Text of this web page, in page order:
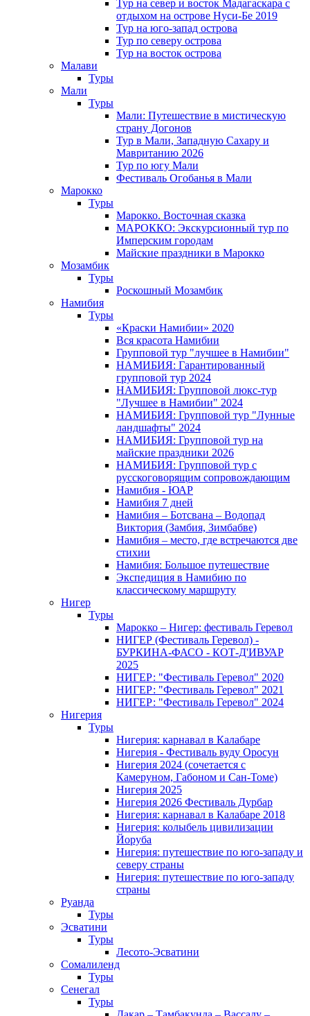
Тур на север и восток Мадагаскара с
отдыхом на острове Нуси-Бе 2019
Тур на юго-запад острова
Тур по северу острова
Тур на восток острова
Малави
Туры
Мали
Туры
Мали: Путешествие в мистическую
страну Догонов
Тур в Мали, Западную Сахару и
Мавританию 2026
Тур по югу Мали
Фестиваль Огобанья в Мали
Марокко
Туры
Марокко. Восточная сказка
МАРОККО: Экскурсионный тур по
Имперским городам
Майские праздники в Марокко
Мозамбик
Туры
Роскошный Мозамбик
Намибия
Туры
«Краски Намибии» 2020
Вся красота Намибии
Групповой тур "лучшее в Намибии"
НАМИБИЯ: Гарантированный
групповой тур 2024
НАМИБИЯ: Групповой люкс-тур
"Лучшее в Намибии" 2024
НАМИБИЯ: Групповой тур "Лунные
ландшафты" 2024
НАМИБИЯ: Групповой тур на
майские праздники 2026
НАМИБИЯ: Групповой тур с
русскоговорящим сопровождающим
Намибия - ЮАР
Намибия 7 дней
Намибия – Ботсвана – Водопад
Виктория (Замбия, Зимбабве)
Намибия – место, где встречаются две
стихии
Намибия: Большое путешествие
Экспедиция в Намибию по
классическому маршруту
Нигер
Туры
Марокко – Нигер: фестиваль Геревол
НИГЕР (Фестиваль Геревол) -
БУРКИНА-ФАСО - КОТ-Д'ИВУАР
2025
НИГЕР: "Фестиваль Геревол" 2020
НИГЕР: "Фестиваль Геревол" 2021
НИГЕР: "Фестиваль Геревол" 2024
Нигерия
Туры
Нигерия: карнавал в Калабаре
Нигерия - Фестиваль вуду Оросун
Нигерия 2024 (сочетается с
Камеруном, Габоном и Сан-Томе)
Нигерия 2025
Нигерия 2026 Фестиваль Дурбар
Нигерия: карнавал в Калабаре 2018
Нигерия: колыбель цивилизации
Йоруба
Нигерия: путешествие по юго-западу и
северу страны
Нигерия: путешествие по юго-западу
страны
Руанда
Туры
Эсватини
Туры
Лесото-Эсватини
Сомалиленд
Туры
Сенегал
Туры